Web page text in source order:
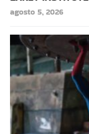
agosto 5, 2026